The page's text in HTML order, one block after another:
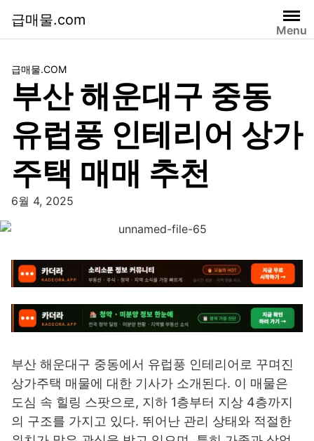
급매물.com
Menu
급매물.COM
부산 해운대구 중동
유럽풍 인테리어 상가
주택 매매 추천
6월 4, 2025
부산 해운대구 중동에서 유럽풍 인테리어로 꾸며진
상가주택 매물에 대한 기사가 소개된다. 이 매물은
도심 속 힐링 스팟으로, 지하 1층부터 지상 4층까지
의 구조를 가지고 있다. 뛰어난 관리 상태와 적절한